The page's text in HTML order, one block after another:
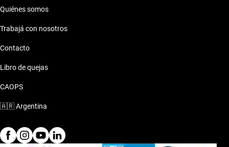
Quiénes somos
Trabajá con nosotros
Contacto
Libro de quejas
CAOPS
🇦🇷Argentina